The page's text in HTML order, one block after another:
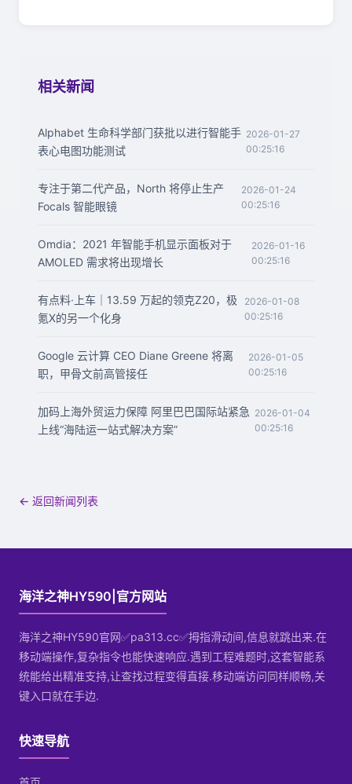
相关新闻
Alphabet 生命科学部门获批以进行智能手
表心电图功能测试
2026-01-27
00:25:16
专注于第二代产品，North 将停止生产
Focals 智能眼镜
2026-01-24
00:25:16
Omdia：2021 年智能手机显示面板对于
AMOLED 需求将出现增长
2026-01-16
00:25:16
有点料·上车｜13.59 万起的领克Z20，极
氪X的另一个化身
2026-01-08
00:25:16
Google 云计算 CEO Diane Greene 将离
职，甲骨文前高管接任
2026-01-05
00:25:16
加码上海外贸运力保障 阿里巴巴国际站紧急
上线“海陆运一站式解决方案”
2026-01-04
00:25:16
← 返回新闻列表
海洋之神HY590|官方网站
海洋之神HY590官网✅pa313.cc✅拇指滑动间,信息就跳出来.在
移动端操作,复杂指令也能快速响应.遇到工程难题时,这套智能系
统能给出精准支持,让查找过程变得直接.移动端访问同样顺畅,关
键入口就在手边.
快速导航